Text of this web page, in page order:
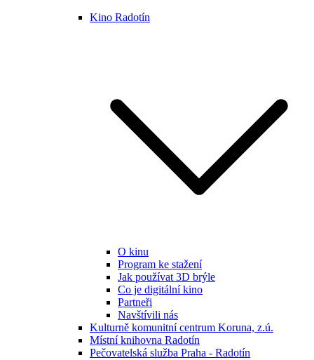
Kino Radotín
O kinu
Program ke stažení
Jak používat 3D brýle
Co je digitální kino
Partneři
Navštívili nás
Kulturně komunitní centrum Koruna, z.ú.
Místní knihovna Radotín
Pečovatelská služba Praha - Radotín